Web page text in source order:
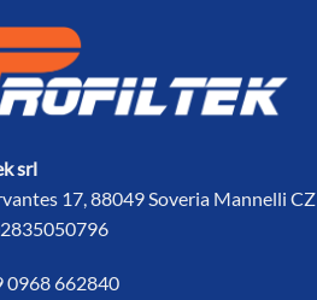
srl
17, 88049 Soveria Mannelli CZ
0968 662840